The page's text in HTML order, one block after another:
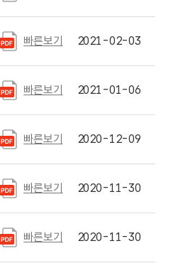
빠른보기 2021-02-03
빠른보기 2021-01-06
빠른보기 2020-12-09
빠른보기 2020-11-30
빠른보기 2020-11-30